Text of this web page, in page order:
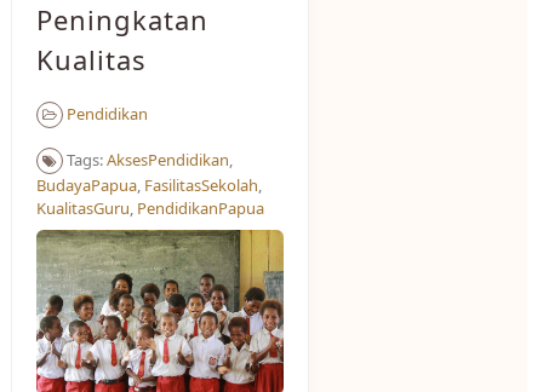
Server Kamboja
Server Thailand
bonus new member
Peningkatan
Kualitas
Pendidikan
Tags:AksesPendidikan,
BudayaPapua, FasilitasSekolah,
KualitasGuru, PendidikanPapua